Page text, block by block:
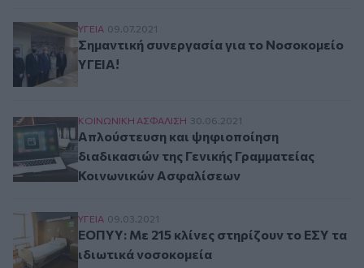
Σημαντική συνεργασία για το Νοσοκομείο
ΥΓΕΙΑ 09.07.2021
Σημαντική συνεργασία για το Νοσοκομείο
ΥΓΕΙΑ!
Απλούστευση και ψηφιοποίηση διαδικασιών
ΚΟΙΝΩΝΙΚΗ ΑΣΦAΛΙΣΗ 30.06.2021
Απλούστευση και ψηφιοποίηση
διαδικασιών της Γενικής Γραμματείας
Κοινωνικών Ασφαλίσεων
ΕΟΠΥΥ: Με 215 κλίνες στηρίζουν το ΕΣΥ τα
ΥΓΕΙΑ 09.03.2021
ΕΟΠΥΥ: Με 215 κλίνες στηρίζουν το ΕΣΥ τα
ιδιωτικά νοσοκομεία